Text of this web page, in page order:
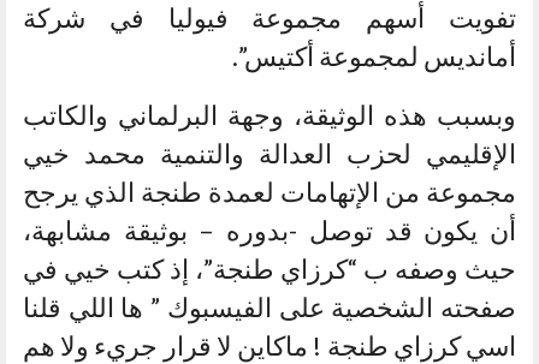
تفويت أسهم مجموعة فيوليا في شركة
أمانديس لمجموعة أكتيس”.
وبسبب هذه الوثيقة، وجهة البرلماني والكاتب
الإقليمي لحزب العدالة والتنمية محمد خيي
مجموعة من الإتهامات لعمدة طنجة الذي يرجح
أن يكون قد توصل -بدوره – بوثيقة مشابهة،
حيث وصفه ب “كرزاي طنجة”، إذ كتب خيي في
صفحته الشخصية على الفيسبوك ” ها اللي قلنا
اسي كرزاي طنجة ! ماكاين ﻻ قرار جريء وﻻ هم